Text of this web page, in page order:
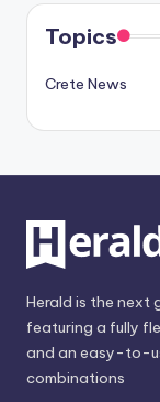
Topics
Crete News
Herald is the next
featuring a fully
and an easy-to-
combinations